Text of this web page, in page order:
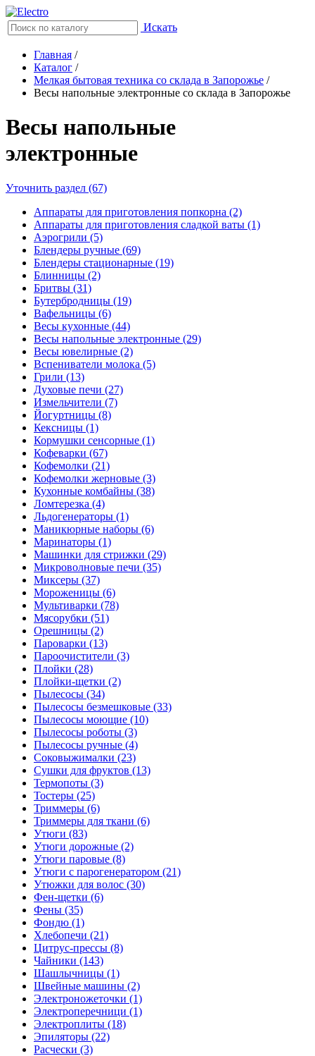
Искать
Главная /
Каталог /
Мелкая бытовая техника со склада в Запорожье /
Весы напольные электронные со склада в Запорожье
Весы напольные
электронные
Уточнить раздел (67)
Аппараты для приготовления попкорна (2)
Аппараты для приготовления сладкой ваты (1)
Аэрогрили (5)
Блендеры ручные (69)
Блендеры стационарные (19)
Блинницы (2)
Бритвы (31)
Бутербродницы (19)
Вафельницы (6)
Весы кухонные (44)
Весы напольные электронные (29)
Весы ювелирные (2)
Вспениватели молока (5)
Грили (13)
Духовые печи (27)
Измельчители (7)
Йогуртницы (8)
Кексницы (1)
Кормушки сенсорные (1)
Кофеварки (67)
Кофемолки (21)
Кофемолки жерновые (3)
Кухонные комбайны (38)
Ломтерезка (4)
Льдогенераторы (1)
Маникюрные наборы (6)
Маринаторы (1)
Машинки для стрижки (29)
Микроволновые печи (35)
Миксеры (37)
Мороженицы (6)
Мультиварки (78)
Мясорубки (51)
Орешницы (2)
Пароварки (13)
Пароочистители (3)
Плойки (28)
Плойки-щетки (2)
Пылесосы (34)
Пылесосы безмешковые (33)
Пылесосы моющие (10)
Пылесосы роботы (3)
Пылесосы ручные (4)
Соковыжималки (23)
Сушки для фруктов (13)
Термопоты (3)
Тостеры (25)
Триммеры (6)
Триммеры для ткани (6)
Утюги (83)
Утюги дорожные (2)
Утюги паровые (8)
Утюги с парогенератором (21)
Утюжки для волос (30)
Фен-щетки (6)
Фены (35)
Фондю (1)
Хлебопечи (21)
Цитрус-прессы (8)
Чайники (143)
Шашлычницы (1)
Швейные машины (2)
Электроножеточки (1)
Электроперечници (1)
Электроплиты (18)
Эпиляторы (22)
Расчески (3)